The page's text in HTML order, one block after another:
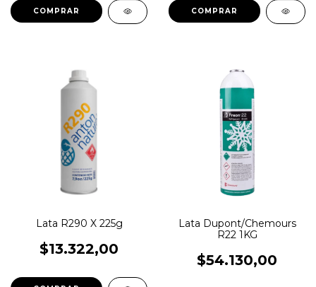
Lata R290 X 225g
$13.322,00
Lata Dupont/Chemours
R22 1KG
$54.130,00